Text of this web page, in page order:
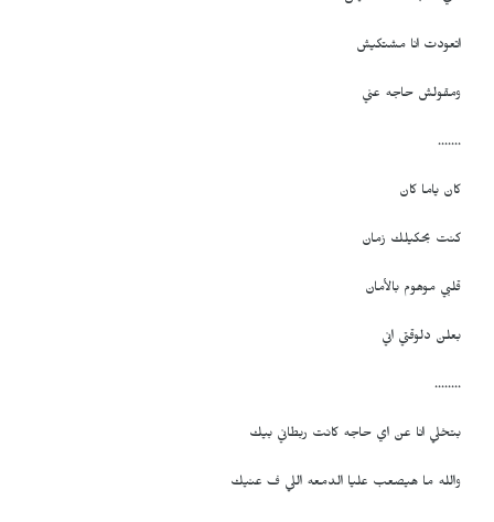
اتعودت انا مشتكيش
ومقولش حاجه عني
.......
كان ياما كان
كنت بحكيلك زمان
قلبي موهوم بالأمان
بعلن دلوقتي اني
........
بتخلي انا عن اي حاجه كانت ربطاني بيك
والله ما هيصعب عليا الدمعه اللي ف عنيك